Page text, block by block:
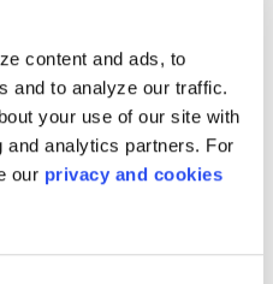
content and ads, to
and to analyze our traffic.
your use of our site with
analytics partners. For
our privacy and cookies